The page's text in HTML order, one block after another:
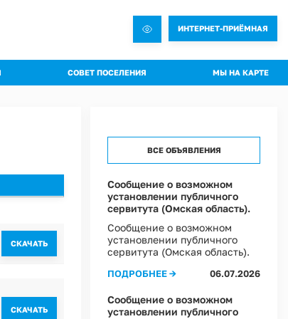
ИНТЕРНЕТ-ПРИЁМНАЯ
труда в МКУ "Хозяйственное управление Администрации"
имущество
рисков
муниципальных программ
Администрации
СОВЕТ ПОСЕЛЕНИЯ
Проекты Решений совета
Информация о текущей деятельности Совета
МЫ НА КАРТЕ
CКАЧАТЬ
CКАЧАТЬ
ВСЕ ОБЪЯВЛЕНИЯ
Сообщение о возможном
установлении публичного
сервитута (Омская область).
Сообщение о возможном
установлении публичного
сервитута (Омская область).
ПОДРОБНЕЕ → 06.07.2026
Сообщение о возможном
установлении публичного